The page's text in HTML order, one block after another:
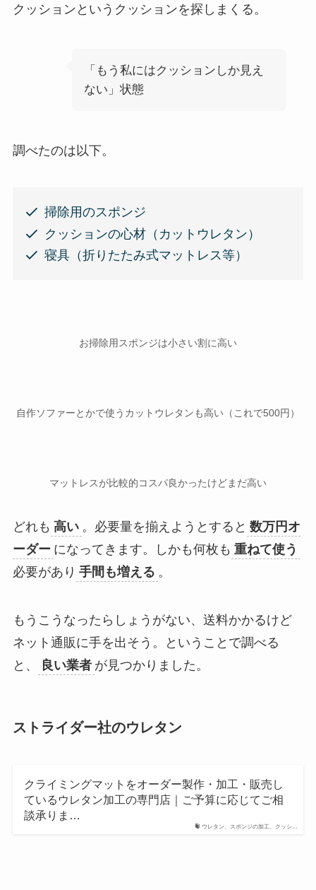
クッションというクッションを探しまくる。
「もう私にはクッションしか見え
ない」状態
調べたのは以下。
掃除用のスポンジ
クッションの心材（カットウレタン）
寝具（折りたたみ式マットレス等）
お掃除用スポンジは小さい割に高い
自作ソファーとかで使うカットウレタンも高い（これで500円）
マットレスが比較的コスパ良かったけどまだ高い
どれも 高い 。必要量を揃えようとすると 数万円オ
ーダー になってきます。しかも何枚も 重ねて使う
必要があり 手間も増える 。
もうこうなったらしょうがない、送料かかるけど
ネット通販に手を出そう。ということで調べる
と、
良い業者 が見つかりました。
ストライダー社のウレタン
ウレタン、スポンジの加工、クッシ…
クライミングマットをオーダー製作・加工・販売し
ているウレタン加工の専門店｜ご予算に応じてご相
談承りま…